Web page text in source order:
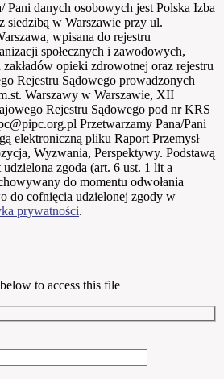
Pani danych osobowych jest Polska Izba
siedzibą w Warszawie przy ul.
wpisana do rejestru
społecznych i zawodowych,
opieki zdrowotnej oraz rejestru
Rejestru Sądowego prowadzonych
Warszawy w Warszawie, XII
Rejestru Sądowego pod nr KRS
Przetwarzamy Pana/Pani
elektroniczną pliku Raport Przemysł
Wyzwania, Perspektywy. Podstawą
zgoda (art. 6 ust. 1 lit a
do momentu odwołania
do cofnięcia udzielonej zgody w
prywatności.
to access this file